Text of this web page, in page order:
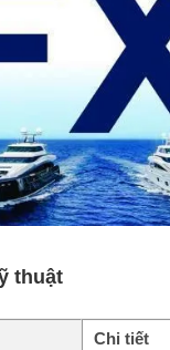
thuật
Chi tiết